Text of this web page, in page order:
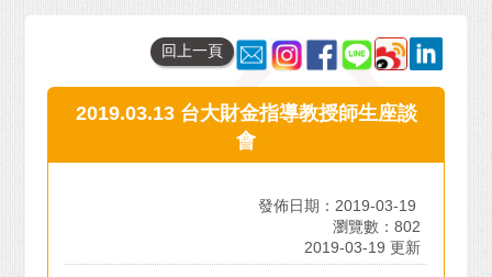
回上一頁
2019.03.13 台大財金指導教授師生座談
會
發佈日期：2019-03-19
瀏覽數：802
2019-03-19 更新